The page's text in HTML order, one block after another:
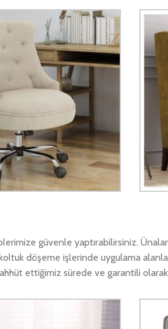
güvenle yaptırabilirsiniz.
döşeme işlerinde uygulama
ettiğimiz sürede ve garantili